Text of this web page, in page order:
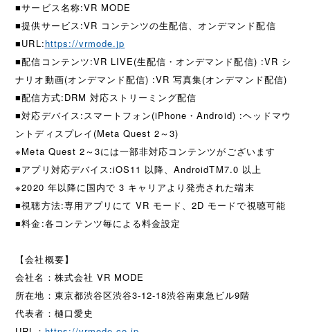
■サービス名称:VR MODE
■提供サービス:VR コンテンツの生配信、オンデマンド配信
■URL:https://vrmode.jp
■配信コンテンツ:VR LIVE(生配信・オンデマンド配信) :VR シ
ナリオ動画(オンデマンド配信) :VR 写真集(オンデマンド配信)
■配信方式:DRM 対応ストリーミング配信
■対応デバイス:スマートフォン(iPhone・Android) :ヘッドマウ
ントディスプレイ(Meta Quest 2～3)
※Meta Quest 2～3には一部非対応コンテンツがございます
■アプリ対応デバイス:iOS11 以降、AndroidTM7.0 以上
※2020 年以降に国内で 3 キャリアより発売された端末
■視聴方法:専用アプリにて VR モード、2D モードで視聴可能
■料金:各コンテンツ毎による料金設定
【会社概要】
会社名：株式会社 VR MODE
所在地：東京都渋谷区渋谷3-12-18渋谷南東急ビル9階
代表者：樋口愛史